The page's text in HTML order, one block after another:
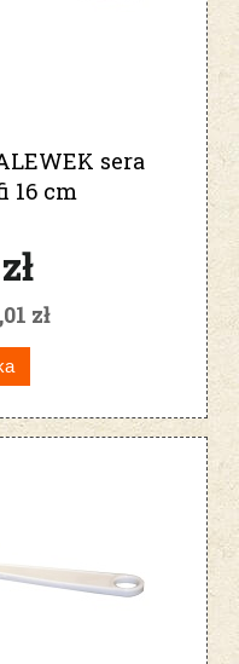
sera
16 cm
zł